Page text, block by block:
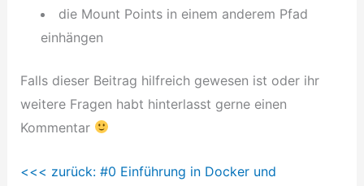
die Mount Points in einem anderem Pfad
einhängen
Falls dieser Beitrag hilfreich gewesen ist oder ihr
weitere Fragen habt hinterlasst gerne einen
Kommentar
<<< zurück: #0 Einführung in Docker und